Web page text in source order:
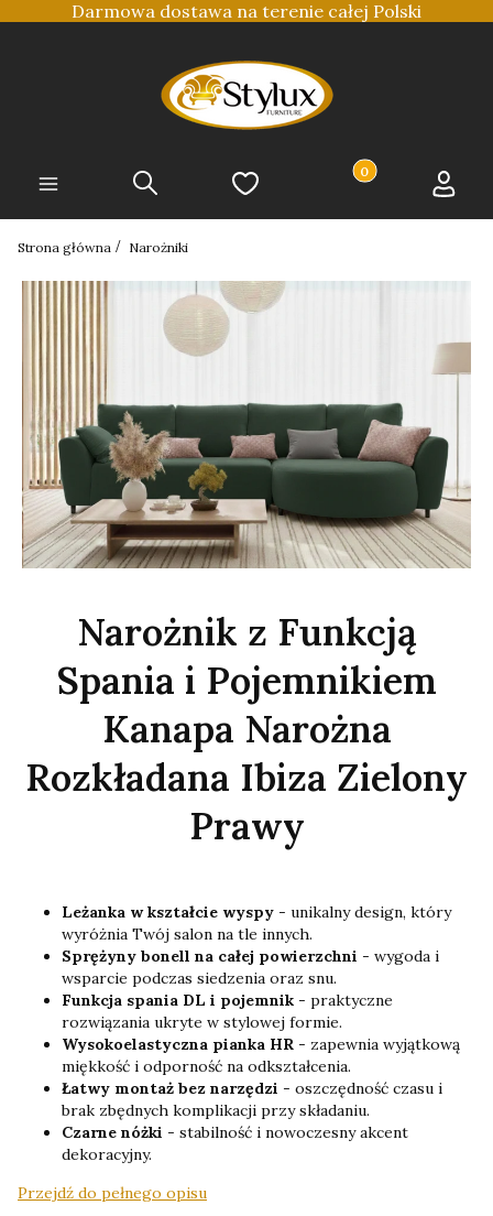
Darmowa dostawa na terenie całej Polski
Menu Szukaj Ulubione Produkty w
Koszyk Zaloguj
Strona główna Narożniki
Narożnik z Funkcją
Spania i Pojemnikiem
Kanapa Narożna
Rozkładana Ibiza Zielony
Prawy
Leżanka w kształcie wyspy - unikalny design, który
wyróżnia Twój salon na tle innych.
Sprężyny bonell na całej powierzchni - wygoda i
wsparcie podczas siedzenia oraz snu.
Funkcja spania DL i pojemnik - praktyczne
rozwiązania ukryte w stylowej formie.
Wysokoelastyczna pianka HR - zapewnia wyjątkową
miękkość i odporność na odkształcenia.
Łatwy montaż bez narzędzi - oszczędność czasu i
brak zbędnych komplikacji przy składaniu.
Czarne nóżki - stabilność i nowoczesny akcent
dekoracyjny.
Przejdź do pełnego opisu